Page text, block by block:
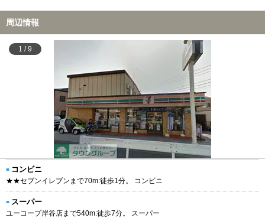
周辺情報
1 / 9
コンビニ
★★セブンイレブンまで70m:徒歩1分。 コンビニ
スーパー
ユーコープ岸谷店まで540m:徒歩7分。 スーパー